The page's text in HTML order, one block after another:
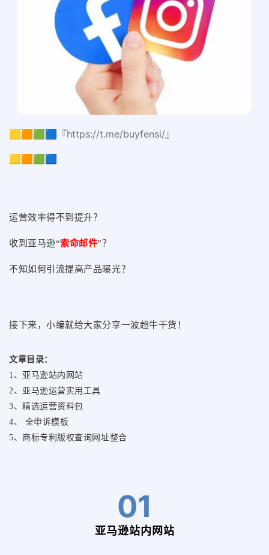
🟨🟧🟩🟦『https://t.me/buyfensi/』
🟨🟧🟩🟦
运营效率得不到提升？
收到亚马逊“索命邮件”？
不知如何引流提高产品曝光？
接下来，小编就给大家分享一波超牛干货！
文章目录：
1、亚马逊站内网站
2、亚马逊运营实用工具
3、精选运营资料包
4、 全申诉模板
5、商标专利版权查询网址整合
01
亚马逊站内网站